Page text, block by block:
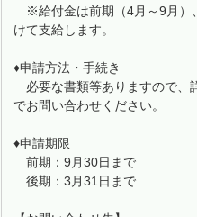
※給付金は前期（4月～9月）
けて支給します。
♦申請方法・手続き
必要な書類等ありますので、
でお問い合わせください。
♦申請期限
前期：9月30日まで
後期：3月31日まで